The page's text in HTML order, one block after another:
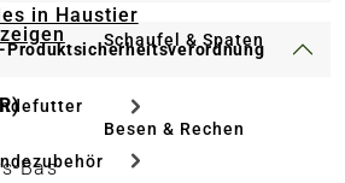
in Haustier
Schaufel & Spaten
Besen & Rechen
Produktsicherheitsverordnung
Bas